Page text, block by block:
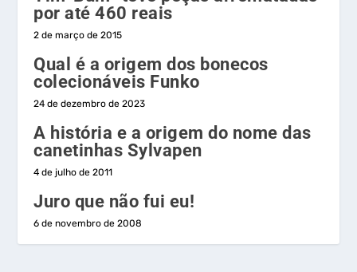
por até 460 reais
2 de março de 2015
Qual é a origem dos bonecos
colecionáveis Funko
24 de dezembro de 2023
A história e a origem do nome das
canetinhas Sylvapen
4 de julho de 2011
Juro que não fui eu!
6 de novembro de 2008